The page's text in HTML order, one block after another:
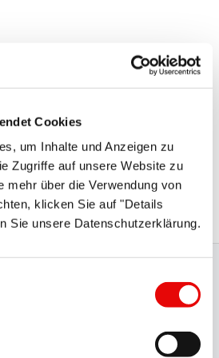
Cookies
um Inhalte und Anzeigen zu
Zugriffe auf unsere Website zu
mehr über die Verwendung von
klicken Sie auf "Details
Sie unsere Datenschutzerklärung.
3000
für Flansche
9001:2015, VDE und VDA 6.1